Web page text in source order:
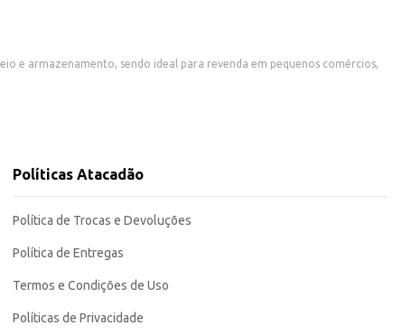
consumo próprio. Sua embalagem de 450g proporciona um bom
Políticas Atacadão
Política de Trocas e Devoluções
Política de Entregas
Termos e Condições de Uso
Políticas de Privacidade